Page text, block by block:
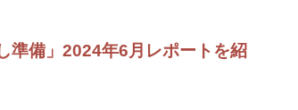
準備」2024年6月レポートを紹